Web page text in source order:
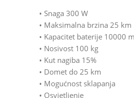
• Snaga 300 W
• Maksimalna brzina 25 km
• Kapacitet baterije 10000
• Nosivost 100 kg
• Kut nagiba 15%
• Domet do 25 km
• Mogućnost sklapanja
• Osvjetljenje